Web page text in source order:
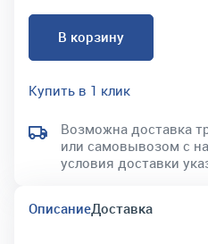
В корзину
Купить в 1 клик
Возможна доставка
или самовывозом с
условия доставки
ОписаниеДоставка